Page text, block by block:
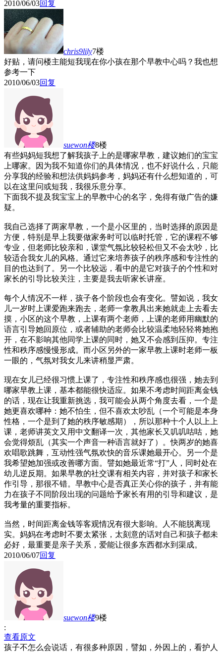
2010/06/03回复
chris9lily7楼
好贴，请问楼主能短我现在你小孩在那个早教中心吗？我也想
参考一下
2010/06/03回复
suewon楼8楼
有些妈妈短我想了解我孩子上的是哪家早教，建议她们的宝宝
上哪家。因为我不知道你们的具体情况，也不好说什么，只能
分享我的经验和想法供妈妈参考，妈妈还有什么想知道的，可
以在这里问或短我，我很乐意分享。
下面我不提及我宝宝上的早教中心的名字，免得有做广告的嫌
疑。
我自己选择了两家早教，一个是小区里的，当时选择的原因是
方便，特别是早上我要做家务时可以临时托管，它的课程不够
专业，但老师比较亲和，课堂气氛比较轻松但又不会太吵，比
较适合我女儿的风格。通过它来培养孩子的秩序感和专注性的
目的也达到了。另一个比较远，看中的是它对孩子的个性和对
家长的引导比较关注，主要是我去听家长讲座。
每个人情况不一样，孩子各个阶段也会有变化。譬如说，我女
儿一岁时上课爱跑来跑去，老师一拿教具出来她就走上去看去
摸，小区的这个早教，上课有两个老师，上课的老师用幽默的
语言引导她回原位，或者辅助的老师会比较温柔地轻轻将她抱
开，在不影响其他同学上课的同时，她又不会感到压抑。专注
性和秩序感慢慢形成。而小区另外的一家早教上课时老师一板
一眼的，气氛对我女儿来讲稍显严肃。
现在女儿已经很习惯上课了，专注性和秩序感也很强，她去到
哪家早教上课，基本都能很快适应。如果不考虑时间距离金钱
的话，现在让我重新挑选，我可能会从两个角度去看，一个是
她更喜欢哪种：她不怕生，但不喜欢太吵乱（一个可能是本身
性格，一个是到了她的秩序敏感期），所以那种十个人以上上
课，老师讲英文又用中文翻译一次，其他家长又叽叽咕咕，她
会觉得烦乱（其实一个声音一种语言就好了）。快两岁的她喜
欢唱歌跳舞，互动性强气氛欢快的音乐课她最开心。另一个是
我希望她加强或改善哪方面。譬如她最近常“打”人，同时处在
幼儿逆反期。如果早教的社交课有相关内容，并对孩子和家长
作引导，那很不错。早教中心是否真正关心你的孩子，并有能
力在孩子不同阶段出现的问题给予家长有用的引导和建议，是
我考量的重要指标。
当然，时间距离金钱等客观情况有很大影响。人不能脱离现
实。妈妈在考虑时不要太紧张，太刻意的话对自己和孩子都未
必好，最重要是亲子关系，爱能让很多东西都水到渠成。
2010/06/07回复
suewon楼9楼
:
查看原文
孩子不怎么会说话，有很多种原因，譬如，外因上的，看护人